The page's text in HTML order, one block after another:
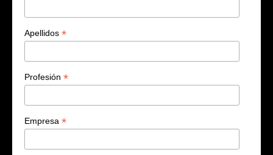
Apellidos *
Profesión *
Empresa *